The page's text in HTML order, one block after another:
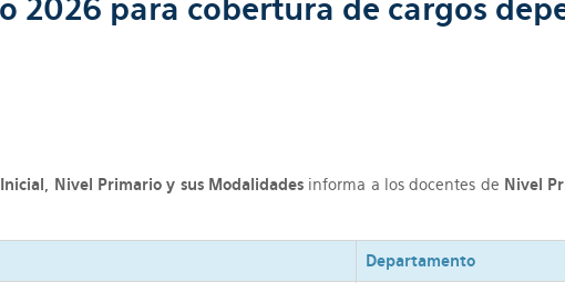
2026 para cobertura de cargos
Nivel Primario y sus Modalidades informa a los docentes de Nivel
Departamento